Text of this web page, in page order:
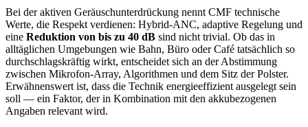
Bei der aktiven Geräuschunterdrückung nennt CMF technische
Werte, die Respekt verdienen: Hybrid-ANC, adaptive Regelung und
eine Reduktion von bis zu 40 dB sind nicht trivial. Ob das in
alltäglichen Umgebungen wie Bahn, Büro oder Café tatsächlich so
durchschlagskräftig wirkt, entscheidet sich an der Abstimmung
zwischen Mikrofon-Array, Algorithmen und dem Sitz der Polster.
Erwähnenswert ist, dass die Technik energieeffizient ausgelegt sein
soll — ein Faktor, der in Kombination mit den akkubezogenen
Angaben relevant wird.